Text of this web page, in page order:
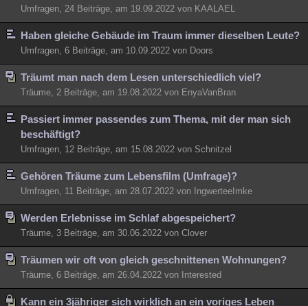
Umfragen, 24 Beiträge, am 19.09.2022 von KAALAEL
Haben gleiche Gebäude im Traum immer dieselben Leute?
Umfragen, 6 Beiträge, am 10.09.2022 von Doors
Träumt man nach dem Lesen unterschiedlich viel?
Träume, 2 Beiträge, am 19.08.2022 von EnyaVanBran
Passiert immer passendes zum Thema, mit der man sich
beschäftigt?
Umfragen, 12 Beiträge, am 15.08.2022 von Schnitzel
Gehören Träume zum Lebensfilm (Umfrage)?
Umfragen, 11 Beiträge, am 28.07.2022 von IngwerteeImke
Werden Erlebnisse im Schlaf abgespeichert?
Träume, 3 Beiträge, am 30.06.2022 von Clover
Träumen wir oft von gleich geschnittenen Wohnungen?
Träume, 6 Beiträge, am 26.04.2022 von Interested
Kann ein 3jähriger sich wirklich an ein voriges Leben